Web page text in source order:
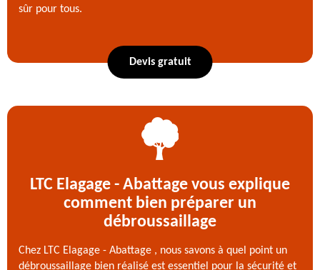
sûr pour tous.
Devis gratuit
LTC Elagage - Abattage vous explique
comment bien préparer un
débroussaillage
Chez LTC Elagage - Abattage , nous savons à quel point un
débroussaillage bien réalisé est essentiel pour la sécurité et